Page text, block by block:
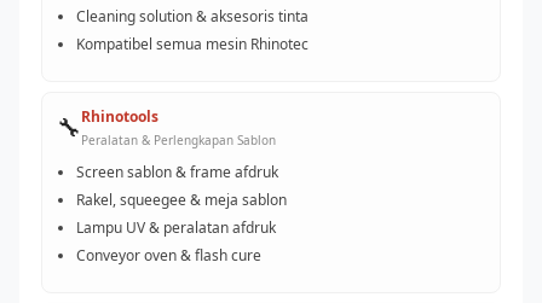
Cleaning solution & aksesoris tinta
Kompatibel semua mesin Rhinotec
🔧Rhinotools
Peralatan & Perlengkapan Sablon
Screen sablon & frame afdruk
Rakel, squeegee & meja sablon
Lampu UV & peralatan afdruk
Conveyor oven & flash cure